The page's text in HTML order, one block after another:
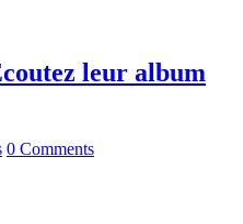
leur album
0 Comments